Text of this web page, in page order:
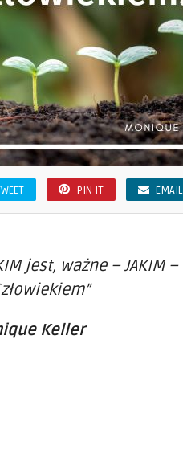
PIN IT EMAIL
jest, ważne – JAKIM –
Keller